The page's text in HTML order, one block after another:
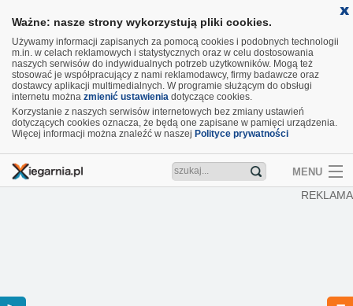
Ważne: nasze strony wykorzystują pliki cookies.
Używamy informacji zapisanych za pomocą cookies i podobnych technologii
m.in. w celach reklamowych i statystycznych oraz w celu dostosowania
naszych serwisów do indywidualnych potrzeb użytkowników. Mogą też
stosować je współpracujący z nami reklamodawcy, firmy badawcze oraz
dostawcy aplikacji multimedialnych. W programie służącym do obsługi
internetu można zmienić ustawienia dotyczące cookies.
Korzystanie z naszych serwisów internetowych bez zmiany ustawień
dotyczących cookies oznacza, że będą one zapisane w pamięci urządzenia.
Więcej informacji można znaleźć w naszej Polityce prywatności
MENU
REKLAMA